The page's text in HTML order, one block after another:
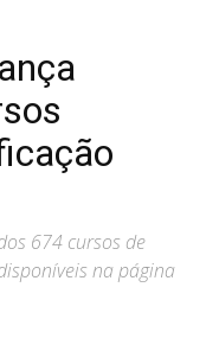
674 cursos de
na página